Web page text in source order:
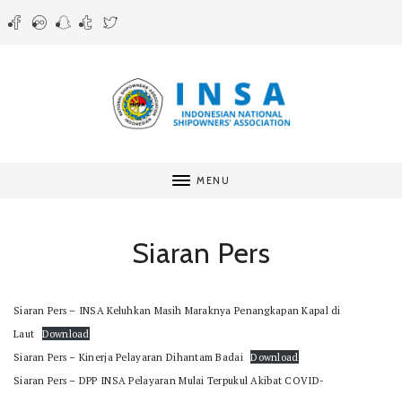
MENU
Siaran Pers
Siaran Pers – INSA Keluhkan Masih Maraknya Penangkapan Kapal di
Laut Download
Siaran Pers – Kinerja Pelayaran Dihantam Badai
Download
Siaran Pers – DPP INSA Pelayaran Mulai Terpukul Akibat COVID-